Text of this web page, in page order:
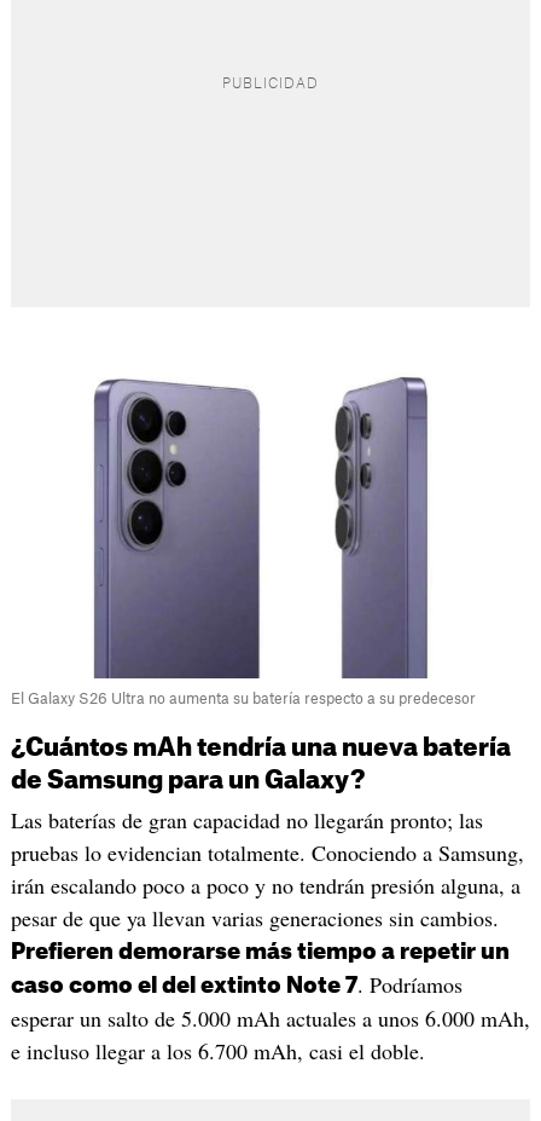
El Galaxy S26 Ultra no aumenta su batería respecto a su predecesor
¿Cuántos mAh tendría una nueva batería
de Samsung para un Galaxy?
Las baterías de gran capacidad no llegarán pronto; las
pruebas lo evidencian totalmente. Conociendo a Samsung,
irán escalando poco a poco y no tendrán presión alguna, a
pesar de que ya llevan varias generaciones sin cambios.
Prefieren demorarse más tiempo a repetir un
caso como el del extinto Note 7. Podríamos
esperar un salto de 5.000 mAh actuales a unos 6.000 mAh,
e incluso llegar a los 6.700 mAh, casi el doble.